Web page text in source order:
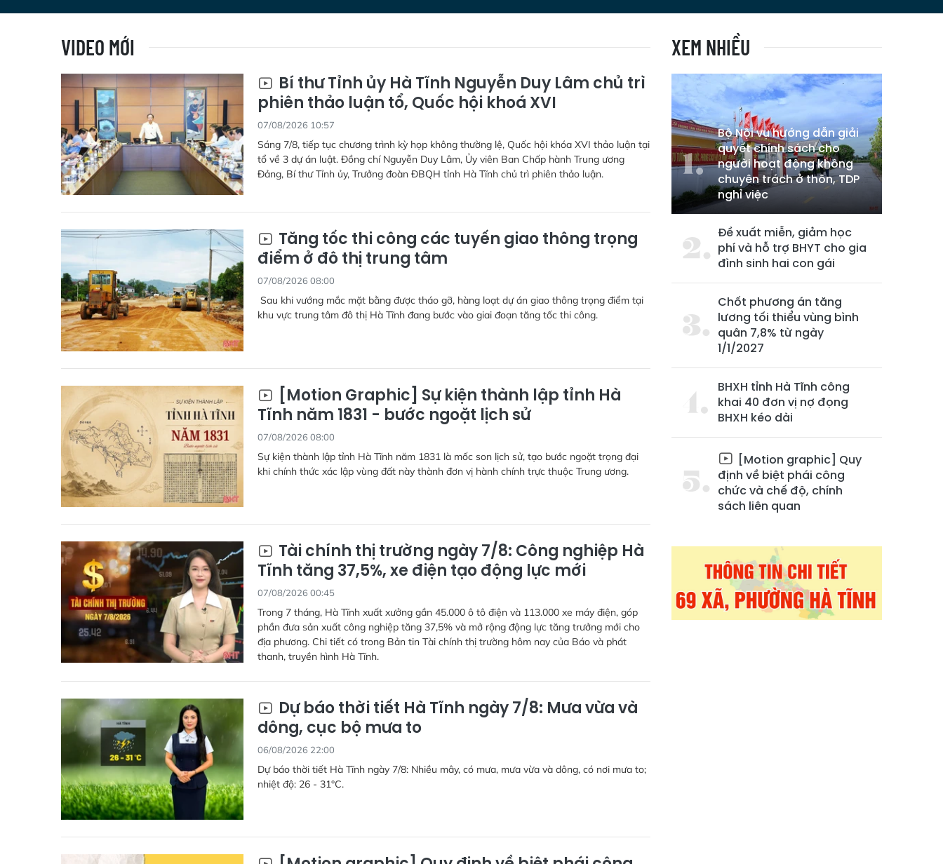
VIDEO MỚI
Bí thư Tỉnh ủy Hà Tĩnh Nguyễn Duy Lâm chủ trì
phiên thảo luận tổ, Quốc hội khoá XVI
07/08/2026 10:57
Sáng 7/8, tiếp tục chương trình kỳ họp không thường lệ, Quốc hội khóa XVI thảo luận tại
tổ về 3 dự án luật. Đồng chí Nguyễn Duy Lâm, Ủy viên Ban Chấp hành Trung ương
Đảng, Bí thư Tỉnh ủy, Trưởng đoàn ĐBQH tỉnh Hà Tĩnh chủ trì phiên thảo luận.
Tăng tốc thi công các tuyến giao thông trọng
điểm ở đô thị trung tâm
07/08/2026 08:00
Sau khi vướng mắc mặt bằng được tháo gỡ, hàng loạt dự án giao thông trọng điểm tại
khu vực trung tâm đô thị Hà Tĩnh đang bước vào giai đoạn tăng tốc thi công.
[Motion Graphic] Sự kiện thành lập tỉnh Hà
Tĩnh năm 1831 - bước ngoặt lịch sử
07/08/2026 08:00
Sự kiện thành lập tỉnh Hà Tĩnh năm 1831 là mốc son lịch sử, tạo bước ngoặt trọng đại
khi chính thức xác lập vùng đất này thành đơn vị hành chính trực thuộc Trung ương.
Tài chính thị trường ngày 7/8: Công nghiệp Hà
Tĩnh tăng 37,5%, xe điện tạo động lực mới
07/08/2026 00:45
Trong 7 tháng, Hà Tĩnh xuất xưởng gần 45.000 ô tô điện và 113.000 xe máy điện, góp
phần đưa sản xuất công nghiệp tăng 37,5% và mở rộng động lực tăng trưởng mới cho
địa phương. Chi tiết có trong Bản tin Tài chính thị trường hôm nay của Báo và phát
thanh, truyền hình Hà Tĩnh.
Dự báo thời tiết Hà Tĩnh ngày 7/8: Mưa vừa và
dông, cục bộ mưa to
06/08/2026 22:00
Dự báo thời tiết Hà Tĩnh ngày 7/8: Nhiều mây, có mưa, mưa vừa và dông, có nơi mưa to;
nhiệt độ: 26 - 31°C.
XEM NHIỀU
Bộ Nội vụ hướng dẫn giải
quyết chính sách cho
người hoạt động không
chuyên trách ở thôn, TDP
nghỉ việc
Đề xuất miễn, giảm học
phí và hỗ trợ BHYT cho gia
đình sinh hai con gái
Chốt phương án tăng
lương tối thiểu vùng bình
quân 7,8% từ ngày
1/1/2027
BHXH tỉnh Hà Tĩnh công
khai 40 đơn vị nợ đọng
BHXH kéo dài
[Motion graphic] Quy
định về biệt phái công
chức và chế độ, chính
sách liên quan